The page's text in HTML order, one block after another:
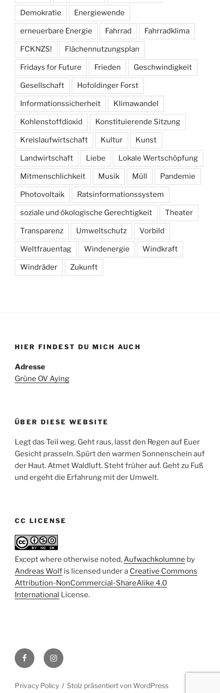
Demokratie Energiewende
erneuerbare Energie Fahrrad Fahrradklima
FCKNZS! Flächennutzungsplan
Fridays for Future Frieden Geschwindigkeit
Gesellschaft Hofoldinger Forst
Informationssicherheit Klimawandel
Kohlenstoffdioxid Konstituierende Sitzung
Kreislaufwirtschaft Kultur Kunst
Landwirtschaft Liebe Lokale Wertschöpfung
Mitmenschlichkeit Musik Müll Pandemie
Photovoltaik Ratsinformationssystem
soziale und ökologische Gerechtigkeit Theater
Transparenz Umweltschutz Vorbild
Weltfrauentag Windenergie Windkraft
Windräder Zukunft
HIER FINDEST DU MICH AUCH
Adresse
Grüne OV Aying
ÜBER DIESE WEBSITE
Legt das Teil weg. Geht raus, lasst den Regen auf Euer
Gesicht prasseln. Spürt den warmen Sonnenschein auf
der Haut. Atmet Waldluft. Steht früher auf. Geht zu Fuß
und ergeht die Erfahrung mit der Umwelt.
CC LICENSE
Except where otherwise noted,Aufwachkolumne by
Andreas Wolf is licensed under a Creative Commons
Attribution-NonCommercial-ShareAlike 4.0
International License.
FacebookInstagram
Privacy Policy Stolz präsentiert von WordPress